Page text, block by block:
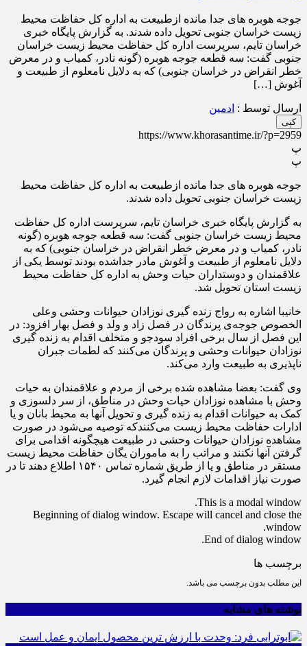
جوجه هوبره های جدا مانده ازطبیعت به اداره کل حفاظت محیط
زیست خراسان جنوبی تحویل داده شدند. به گزارش پایگاه خبری
خراسان تایم، سرپرست اداره کل حفاظت محیط زیست خراسان
جنوبی گفت: سه قطعه جوجه هوبره (گونه نادر، کمیاب و در معرض
خطر انقراض در خراسان جنوبی) که به دلایل نامعلوم از طبیعت و
آغوش […]
ارسال توسط : ادمین
کپی
https://www.khorasantime.ir/?p=2959
پ
پ
جوجه هوبره های جدا مانده ازطبیعت به اداره کل حفاظت محیط
زیست خراسان جنوبی تحویل داده شدند.
به گزارش پایگاه خبری خراسان تایم، سرپرست اداره کل حفاظت
محیط زیست خراسان جنوبی گفت: سه قطعه جوجه هوبره (گونه
نادر، کمیاب و در معرض خطر انقراض در خراسان جنوبی) که به
دلایل نامعلوم از طبیعت و آغوش مادر جداشده بودند توسط یکی از
علاقمندان و دوستداران حیات وحش به اداره کل حفاظت محیط
زیست استان تحویل شد.
خانیبا اشاره به رواج زنده گیری نوزادان حیوانات وحشی وعلی
الخصوص جوجه‌ی پرندگان در فصل زاد و ولد و فصل بهار افزود: در
این فصل از سال برخی افراد سودجو و متخلف اقدام به زنده گیری
نوزادان حیوانات وحشی و پرندگان می‌کنند که لطمات جبران
ناپذیری به طبیعت وارد می‌کند.
وی گفت: بعضا مشاهده شده برخی از مردم و علاقمندان به حیات
وحش با مشاهده نوزادان حیات وحش در مناطق، از سر دلسوزی و
کمک به حیوانات اقدام به زنده گیری و تحویل آنها به محیط بانان و یا
ادارات حفاظت محیط زیست می‌کنندکه توصیه می‌شود در صورت
مشاهده نوزادان حیوانات وحشی در طبیعت هیچگونه اقدامی برای
گرفتن آنها نکنند و مراتب را به ماموران یگان حفاظت محیط زیست
مستقر در مناطق و یا از طریق شماره تماس ۱۵۴۰ اطلاع دهند تا در
صورت نیاز اقدامات لازم انجام گیرد.
This is a modal window.
Beginning of dialog window. Escape will cancel and close the
window.
End of dialog window.
برچسب ها
این مطلب بدون برچسب می باشد.
نوشته های مشابه